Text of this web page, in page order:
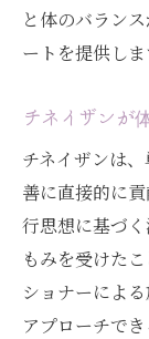
と体のバラン
ートを提供しま
チネイザンが
チネイザンは
善に直接的に
行思想に基づ
もみを受けた
ショナーによ
アプローチで